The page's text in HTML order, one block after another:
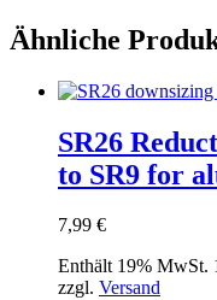
Ähnliche
SR26
to SR9 for
7,99 €
Enthält 19% MwSt.
zzgl. Versand